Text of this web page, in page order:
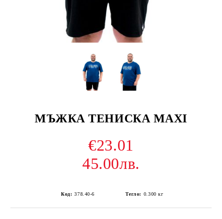
МЪЖКА ТЕНИСКА MAXI
€23.01
45.00лв.
Код: 378.40-6 Тегло: 0.300 кг